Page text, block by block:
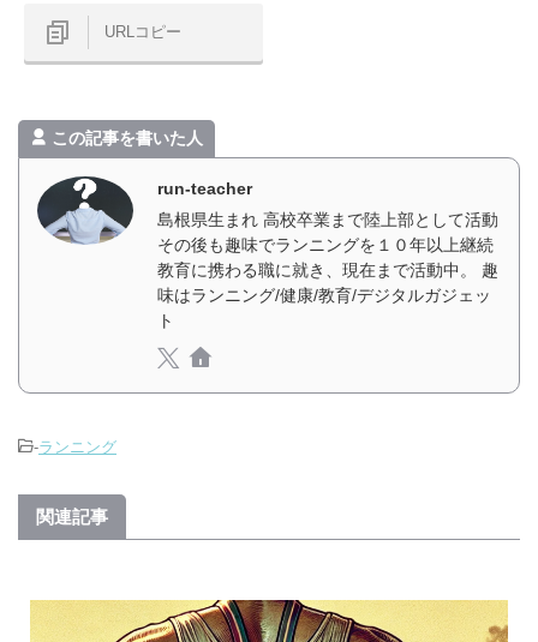
URLコピー
この記事を書いた人
run-teacher
島根県生まれ 高校卒業まで陸上部として活動
その後も趣味でランニングを１０年以上継続
教育に携わる職に就き、現在まで活動中。 趣
味はランニング/健康/教育/デジタルガジェッ
ト
-ランニング
関連記事